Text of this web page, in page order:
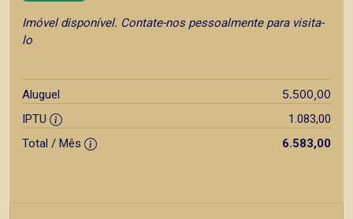
Imóvel disponível. Contate-nos pessoalmente para visita-
lo
Aluguel 5.500,00
IPTU
1.083,00
Total / Mês
6.583,00